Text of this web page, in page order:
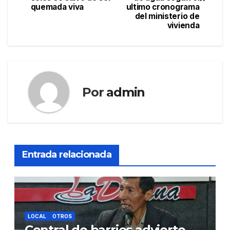
entradas
ultimo cronograma
del ministerio de
vivienda
quemada viva
Por admin
Entrada relacionada
LOCAL OTROS